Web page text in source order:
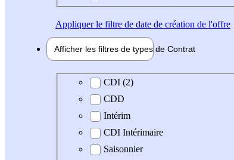
Appliquerle filtre de date de création de l'offre
Afficher les filtres de types de Contrat
Type de contrat
CDI (2)
CDD
Intérim
CDI Intérimaire
Saisonnier